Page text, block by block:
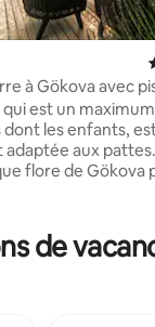
la base de 33
à Gökova avec
sur la mer
est un
dont les enfants,
aux
flore de Gökova
coucher de soleil
Calme et
de